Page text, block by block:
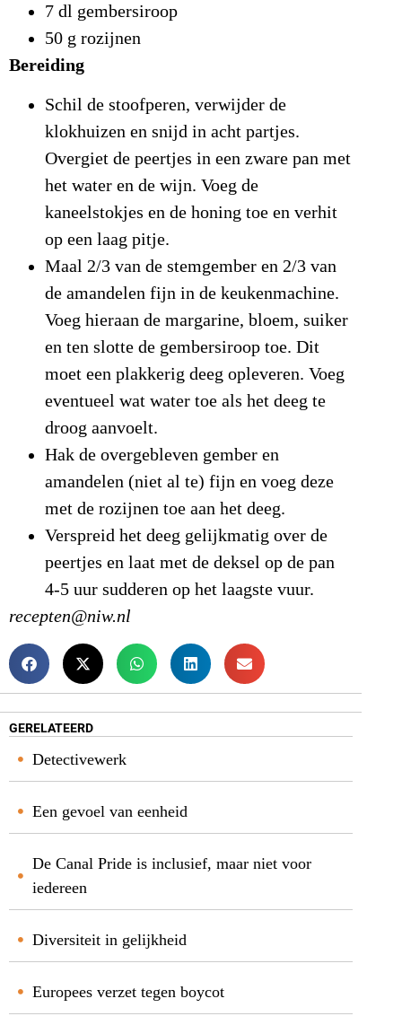
7 dl gembersiroop
50 g rozijnen
Bereiding
Schil de stoofperen, verwijder de
klokhuizen en snijd in acht partjes.
Overgiet de peertjes in een zware pan met
het water en de wijn. Voeg de
kaneelstokjes en de honing toe en verhit
op een laag pitje.
Maal 2/3 van de stemgember en 2/3 van
de amandelen fijn in de keukenmachine.
Voeg hieraan de margarine, bloem, suiker
en ten slotte de gembersiroop toe. Dit
moet een plakkerig deeg opleveren. Voeg
eventueel wat water toe als het deeg te
droog aanvoelt.
Hak de overgebleven gember en
amandelen (niet al te) fijn en voeg deze
met de rozijnen toe aan het deeg.
Verspreid het deeg gelijkmatig over de
peertjes en laat met de deksel op de pan
4-5 uur sudderen op het laagste vuur.
recepten@niw.nl
GERELATEERD
Detectivewerk
Een gevoel van eenheid
De Canal Pride is inclusief, maar niet voor
iedereen
Diversiteit in gelijkheid
Europees verzet tegen boycot